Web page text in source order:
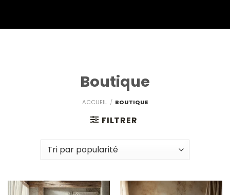
Boutique
ACCUEIL / BOUTIQUE
FILTRER